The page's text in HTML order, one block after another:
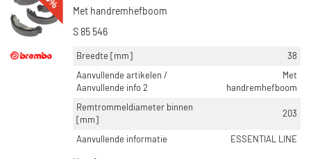
Met handremhefboom
S 85 546
Breedte [mm]
38
Aanvullende artikelen /
Aanvullende info 2
Met
handremhefboom
Remtrommeldiameter binnen
[mm]
203
Aanvullende informatie ESSENTIAL LINE